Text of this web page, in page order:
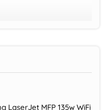
Xerox
MP 305+SPF